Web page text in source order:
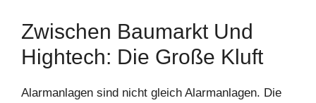
Zwischen Baumarkt Und
Hightech: Die Große Kluft
Alarmanlagen sind nicht gleich Alarmanlagen. Die